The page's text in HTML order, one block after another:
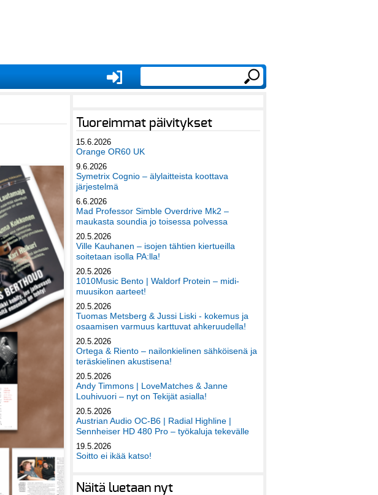
Tuoreimmat päivitykset
15.6.2026
Orange OR60 UK
9.6.2026
Symetrix Cognio – älylaitteista koottava
järjestelmä
6.6.2026
Mad Professor Simble Overdrive Mk2 –
maukasta soundia jo toisessa polvessa
20.5.2026
Ville Kauhanen – isojen tähtien kiertueilla
soitetaan isolla PA:lla!
20.5.2026
1010Music Bento | Waldorf Protein – midi-
muusikon aarteet!
20.5.2026
Tuomas Metsberg & Jussi Liski - kokemus ja
osaamisen varmuus karttuvat ahkeruudella!
20.5.2026
Ortega & Riento – nailonkielinen sähköisenä ja
teräskielinen akustisena!
20.5.2026
Andy Timmons | LoveMatches & Janne
Louhivuori – nyt on Tekijät asialla!
20.5.2026
Austrian Audio OC-B6 | Radial Highline |
Sennheiser HD 480 Pro – työkaluja tekevälle
19.5.2026
Soitto ei ikää katso!
Näitä luetaan nyt